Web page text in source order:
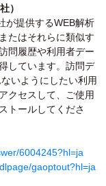
）
が提供するWEB解析
たはそれらに類似す
問履歴や利用者デー
しています。訪問デ
いようにしたい利用
クセスして、ご使用
トールしてくださ
6004245?hl=ja
gaoptout?hl=ja